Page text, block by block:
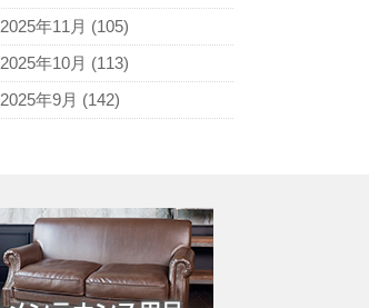
ウンガロ
エヴー
エミリオ・プッチ
エルメス
カンペール
ギ・ラロッシュ
2025年11月 (105)
2025年10月 (113)
2025年9月 (142)